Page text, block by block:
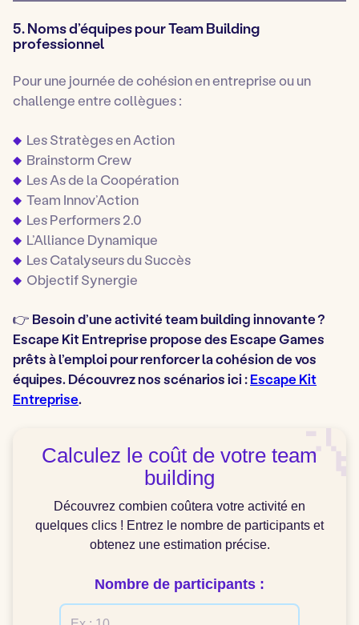
5. Noms d’équipes pour Team Building
professionnel
Pour une journée de cohésion en entreprise ou un
challenge entre collègues :
Les Stratèges en Action
Brainstorm Crew
Les As de la Coopération
Team Innov’Action
Les Performers 2.0
L’Alliance Dynamique
Les Catalyseurs du Succès
Objectif Synergie
👉 Besoin d’une activité team building innovante ?
Escape Kit Entreprise propose des Escape Games
prêts à l’emploi pour renforcer la cohésion de vos
équipes. Découvrez nos scénarios ici :Escape Kit
Entreprise.
Calculez le coût de votre team
building
Découvrez combien coûtera votre activité en
quelques clics ! Entrez le nombre de participants et
obtenez une estimation précise.
Nombre de participants :